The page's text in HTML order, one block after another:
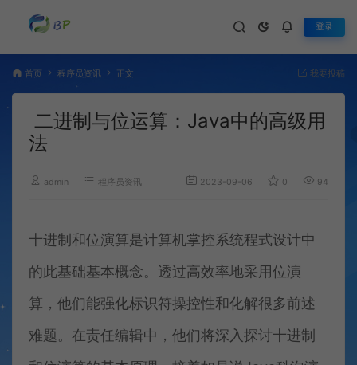
登录
首页 程序员资讯 正文 我要投稿
二进制与位运算：Java中的高级用
法
admin 程序员资讯 2023-09-06 0 945
十进制和位演算是计算机掌控系统程式设计中
的此基础基本概念。透过高效率地采用位演
算，他们能强化标识符操控性和化解很多前述
难题。在责任编辑中，他们将深入探讨十进制